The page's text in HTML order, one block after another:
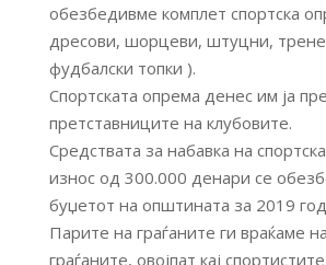
обезбедивме комплет спортска
дресови, шорцеви, штуцни,
фудбалски топки ).
Спортската опрема денес им ја
претставниците на клубовите.
Средствата за набавка на
износ од 300.000 денари се
буџетот на општината за 2019
Парите на граѓаните ги враќаме
граѓаните, овојпат кај спортистите.